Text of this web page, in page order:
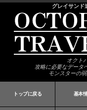
グレイサンド
オクト
攻略に必要なデータ
モンスターの
トップに戻る 基本